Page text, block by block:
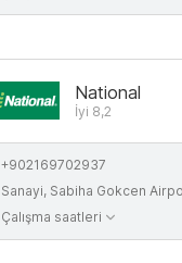
National
İyi 8,2
+902169702937
Sanayi, Sabiha Gokcen Airport,
Çalışma saatleri